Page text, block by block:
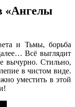
«Ангелы
и Тьмы, борьба
Всё выглядит
вычурно. Стильно,
в чистом виде.
уместить в этой